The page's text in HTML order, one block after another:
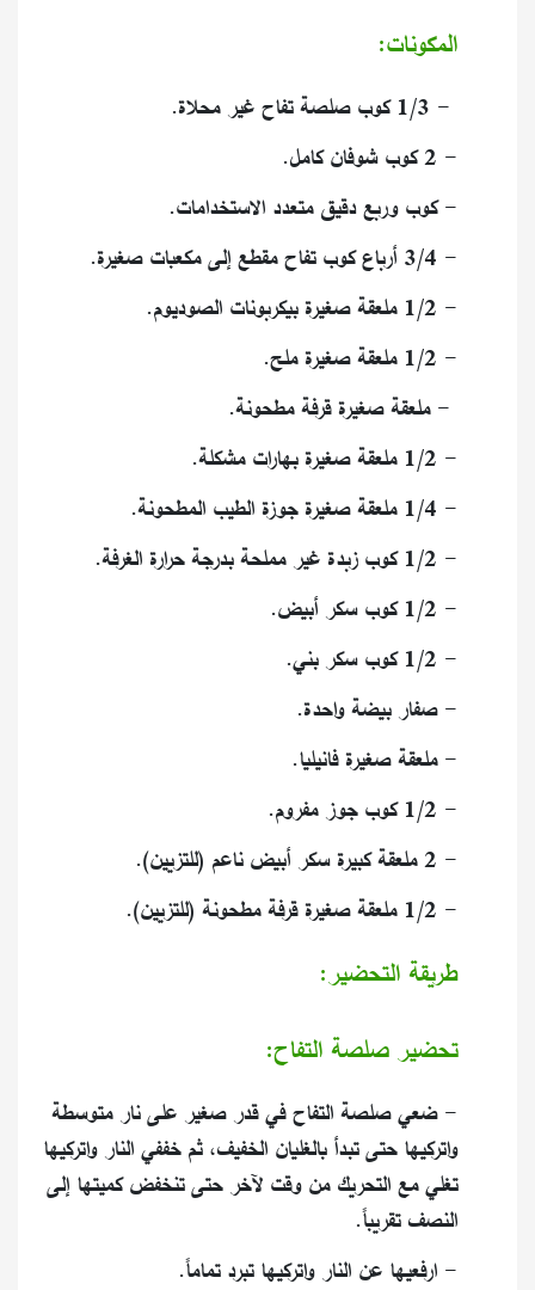
المكونات:
- 1/3 كوب صلصة تفاح غير محلاة.
- 2 كوب شوفان كامل.
- كوب وربع دقيق متعدد الاستخدامات.
- 3/4 أرباع كوب تفاح مقطع إلى مكعبات صغيرة.
- 1/2 ملعقة صغيرة بيكربونات الصوديوم.
- 1/2 ملعقة صغيرة ملح.
- ملعقة صغيرة قرفة مطحونة.
- 1/2 ملعقة صغيرة بهارات مشكلة.
- 1/4 ملعقة صغيرة جوزة الطيب المطحونة.
- 1/2 كوب زبدة غير مملحة بدرجة حرارة الغرفة.
- 1/2 كوب سكر أبيض.
- 1/2 كوب سكر بني.
- صفار بيضة واحدة.
- ملعقة صغيرة فانيليا.
- 1/2 كوب جوز مفروم.
- 2 ملعقة كبيرة سكر أبيض ناعم (للتزيين).
- 1/2 ملعقة صغيرة قرفة مطحونة (للتزيين).
طريقة التحضير:
تحضير صلصة التفاح:
- ضعي صلصة التفاح في قدر صغير على نار متوسطة
واتركيها حتى تبدأ بالغليان الخفيف، ثم خففي النار واتركيها
تغلي مع التحريك من وقت لآخر حتى تنخفض كميتها إلى
النصف تقريباً.
- ارفعيها عن النار واتركيها تبرد تماماً.